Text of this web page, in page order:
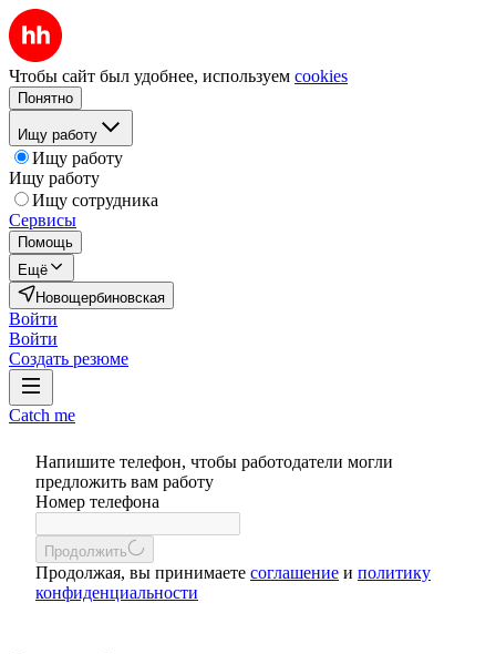
Чтобы сайт был удобнее, используем cookies
Понятно
Ищу работу
Ищу работу
Ищу работу
Ищу сотрудника
Сервисы
Помощь
Ещё
Новощербиновская
Войти
Войти
Создать резюме
Catch me
Напишите телефон, чтобы работодатели могли
предложить вам работу
Номер телефона
Продолжить
Продолжая, вы принимаете соглашение и политику
конфиденциальности